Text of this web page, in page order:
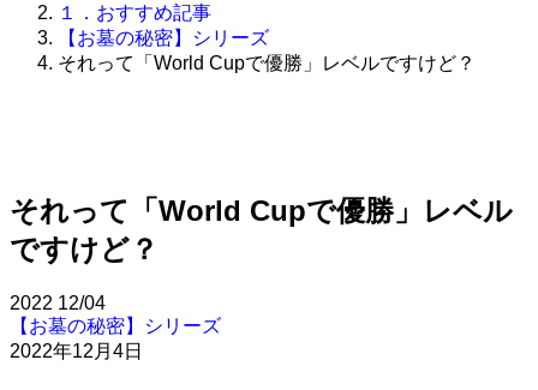
１．おすすめ記事
【お墓の秘密】シリーズ
それって「World Cupで優勝」レベルですけど？
それって「World Cupで優勝」レベル
ですけど？
2022 12/04
【お墓の秘密】シリーズ
2022年12月4日